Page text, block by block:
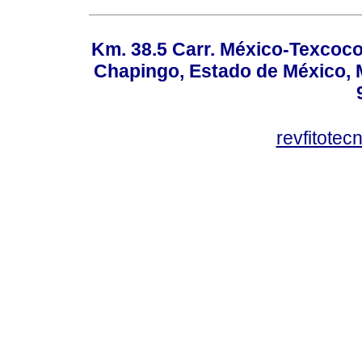
Km. 38.5 Carr. México-
Chapingo, Estado de México,